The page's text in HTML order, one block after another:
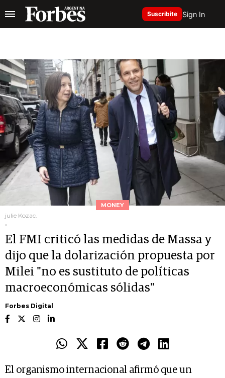
Suscribite Sign In
MONEY
julie Kozac.
.
El FMI criticó las medidas de Massa y
dijo que la dolarización propuesta por
Milei "no es sustituto de políticas
macroeconómicas sólidas"
Forbes Digital
El organismo internacional afirmó que un